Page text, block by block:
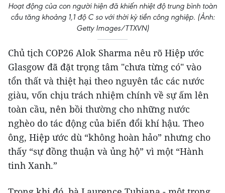
Hoạt động của con người hiện đã khiến nhiệt độ trung bình toàn
cầu tăng khoảng 1,1 độ C so với thời kỳ tiền công nghiệp. (Ảnh:
Getty Images/TTXVN)
Chủ tịch COP26 Alok Sharma nêu rõ Hiệp ước
Glasgow đã đặt trọng tâm "chưa từng có" vào
tổn thất và thiệt hại theo nguyên tắc các nước
giàu, vốn chịu trách nhiệm chính về sự ấm lên
toàn cầu, nên bồi thường cho những nước
nghèo do tác động của biến đổi khí hậu. Theo
ông, Hiệp ước dù “không hoàn hảo” nhưng cho
thấy “sự đồng thuận và ủng hộ” vì một “Hành
tinh Xanh.”